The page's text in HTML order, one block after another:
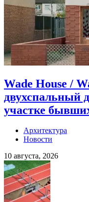
Wade House /
двухспальный
участке
Архитектура
Новости
10 августа, 2026